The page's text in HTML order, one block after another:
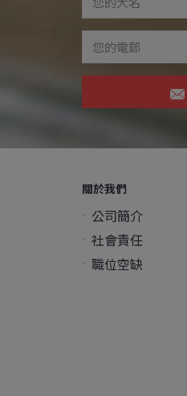
關於我們
公司簡介
社會責任
職位空缺